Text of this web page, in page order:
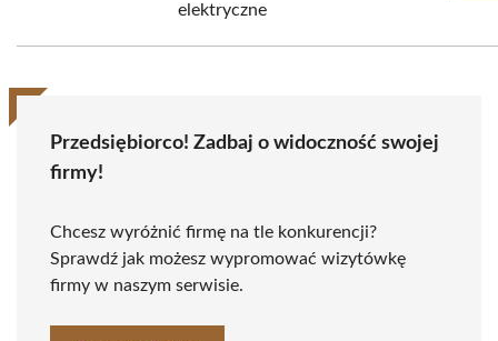
elektryczne
Przedsiębiorco! Zadbaj o widoczność swojej
firmy!
Chcesz wyróżnić firmę na tle konkurencji?
Sprawdź jak możesz wypromować wizytówkę
firmy w naszym serwisie.